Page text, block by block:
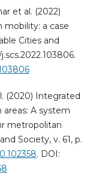
et al. (2022)
mobility: a case
Cities and
(2020) Integrated
A system
metropolitan
Society, v. 61, p.
. DOI: